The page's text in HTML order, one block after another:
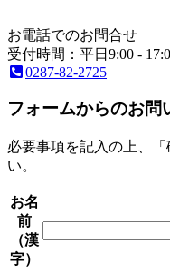
お電話でのお問合せ
受付時間：平日9:00 -
0287-82-2725
フォームからのお問
必要事項を記入の上、
い。
お名
前
（漢
字）